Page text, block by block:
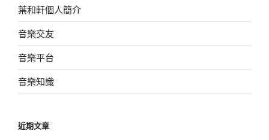
葉和軒個人簡介
音樂交友
音樂平台
音樂知識
近期文章